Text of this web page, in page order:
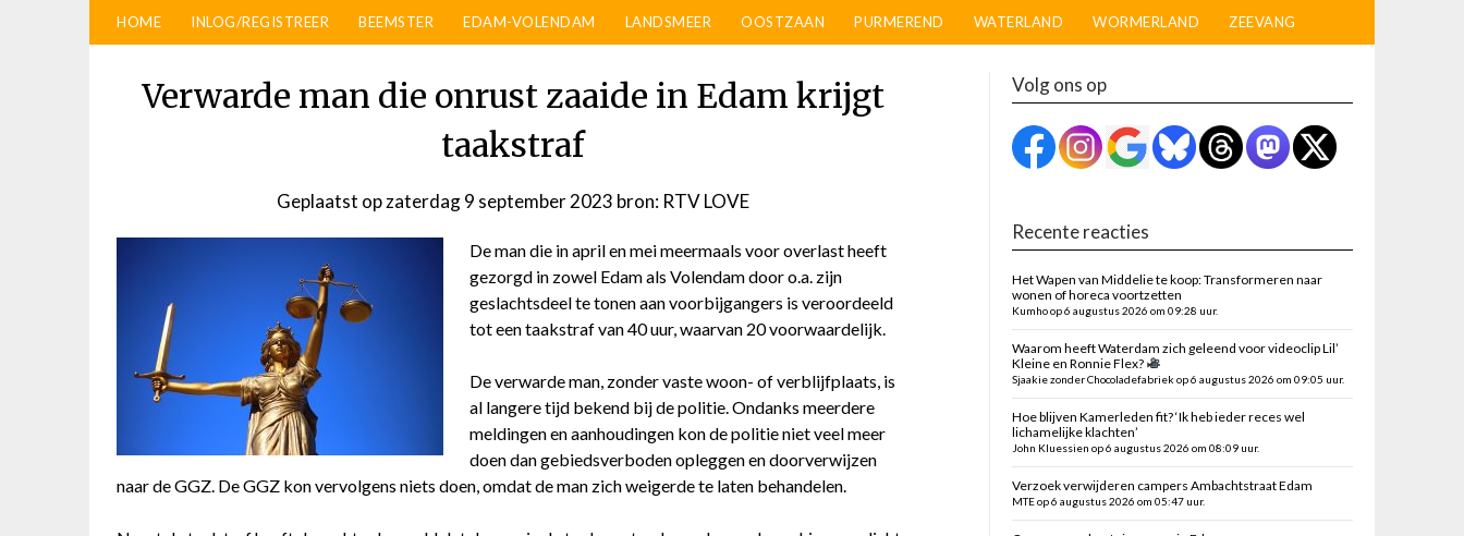
HOME INLOG/REGISTREER BEEMSTER EDAM-VOLENDAM LANDSMEER OOSTZAAN PURMEREND WATERLAND WORMERLAND ZEEVANG
Verwarde man die onrust zaaide in Edam krijgt
taakstraf
Geplaatst opzaterdag 9 september 2023 door
bron: RTV LOVE
De man die in april en mei meermaals voor overlast heeft
gezorgd in zowel Edam als Volendam door o.a. zijn
geslachtsdeel te tonen aan voorbijgangers is veroordeeld
tot een taakstraf van 40 uur, waarvan 20 voorwaardelijk.
De verwarde man, zonder vaste woon- of verblijfplaats, is
al langere tijd bekend bij de politie. Ondanks meerdere
meldingen en aanhoudingen kon de politie niet veel meer
doen dan gebiedsverboden opleggen en doorverwijzen
naar de GGZ. De GGZ kon vervolgens niets doen, omdat de man zich weigerde te laten behandelen.
Volg ons op
Recente reacties
Het Wapen van Middelie te koop: Transformeren naar
wonen of horeca voortzetten
Kumho op 6 augustus 2026 om 09:28 uur.
Waarom heeft Waterdam zich geleend voor videoclip Lil’
Kleine en Ronnie Flex?
Sjaakie zonder Chocoladefabriek op 6 augustus 2026 om 09:05 uur.
Hoe blijven Kamerleden fit? ‘Ik heb ieder reces wel
lichamelijke klachten’
John Kluessien op 6 augustus 2026 om 08:09 uur.
Verzoek verwijderen campers Ambachtstraat Edam
MTE op 6 augustus 2026 om 05:47 uur.